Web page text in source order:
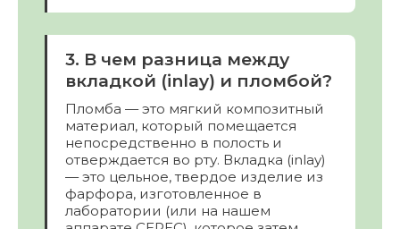
3. В чем разница между
вкладкой (inlay) и пломбой?
Пломба — это мягкий композитный
материал, который помещается
непосредственно в полость и
отверждается во рту. Вкладка (inlay)
— это цельное, твердое изделие из
фарфора, изготовленное в
лаборатории (или на нашем